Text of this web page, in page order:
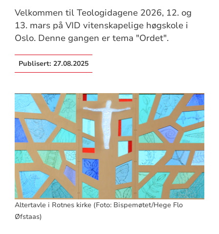
Velkommen til Teologidagene 2026, 12. og
13. mars på VID vitenskapelige høgskole i
Oslo. Denne gangen er tema "Ordet".
Publisert: 27.08.2025
Altertavle i Rotnes kirke (Foto: Bispemøtet/Hege Flo
Øfstaas)